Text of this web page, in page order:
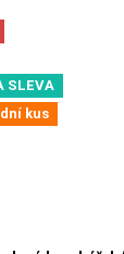
SLEVA
kus